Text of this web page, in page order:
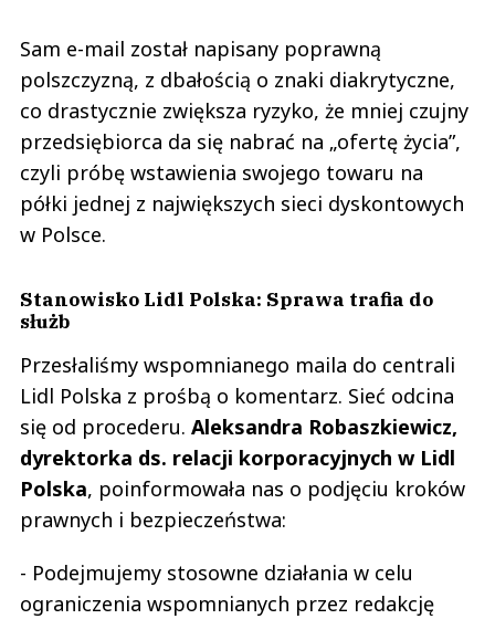
Sam e-mail został napisany poprawną
polszczyzną, z dbałością o znaki diakrytyczne,
co drastycznie zwiększa ryzyko, że mniej czujny
przedsiębiorca da się nabrać na „ofertę życia”,
czyli próbę wstawienia swojego towaru na
półki jednej z największych sieci dyskontowych
w Polsce.
Stanowisko Lidl Polska: Sprawa trafia do
służb
Przesłaliśmy wspomnianego maila do centrali
Lidl Polska z prośbą o komentarz. Sieć odcina
się od procederu. Aleksandra Robaszkiewicz,
dyrektorka ds. relacji korporacyjnych w Lidl
Polska, poinformowała nas o podjęciu kroków
prawnych i bezpieczeństwa:
- Podejmujemy stosowne działania w celu
ograniczenia wspomnianych przez redakcję